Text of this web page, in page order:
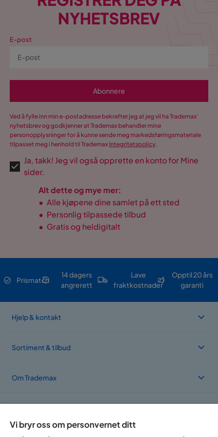
NYHETSBREV
E-post
Abonnere
Ved å fylle inn min e-postadresse bekrefter jeg at jeg vil ha Trademax’
nyhetsbrev og godkjenner at Trademax behandler mine
personopplysninger for å kunne sende meg markedsføringsmateriale
tilpasset meg i henhold til Trademax Integritetspolicy.
Ja, takk! Jeg vil også opprette en konto for Mine
sider.
Alt dette og mye mer:
• Alle kjøpene dine samlet på ett sted
• Personlig tilpassede tilbud
• Gratis og heldigitalt
Prismatch
14 dagers
angrerett
Lave
fraktkostnader
Opptil 20 års
garanti
Hjelp & kontakt
Sortiment & tilbud
Om Trademax
Vi bryr oss om personvernet ditt